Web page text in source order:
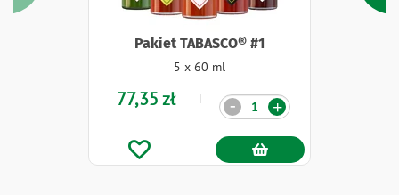
Pakiet TABASCO® #1
5 x 60 ml
77,35 zł Ilość +
-